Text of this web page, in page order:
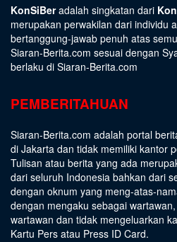
KonSiBeradalah singkatan dari
merupakan perwakilan dari individu
bertanggung-jawab penuh atas
Siaran-Berita.com sesuai dengan
berlaku di Siaran-Berita.com
PEMBERITAHUAN
Siaran-Berita.com adalah portal
di Jakarta dan tidak memiliki kantor
Tulisan atau berita yang ada
dari seluruh Indonesia bahkan dari
dengan oknum yang meng-atas-
dengan mengaku sebagai
wartawan dan tidak mengeluarkan
Kartu Pers atau Press ID Card.